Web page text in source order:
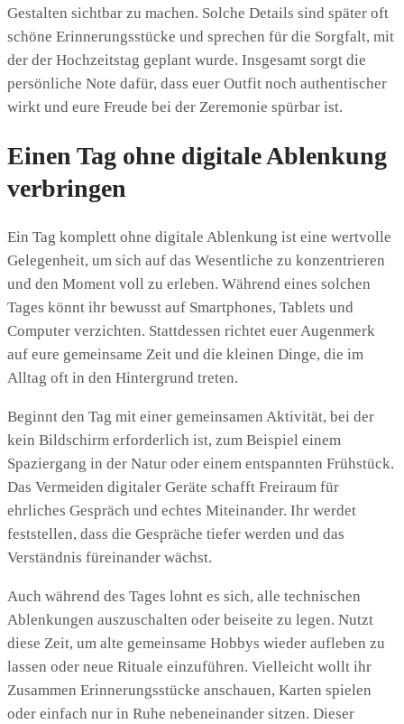
Gestalten sichtbar zu machen. Solche Details sind später oft
schöne Erinnerungsstücke und sprechen für die Sorgfalt, mit
der der Hochzeitstag geplant wurde. Insgesamt sorgt die
persönliche Note dafür, dass euer Outfit noch authentischer
wirkt und eure Freude bei der Zeremonie spürbar ist.
Einen Tag ohne digitale Ablenkung
verbringen
Ein Tag komplett ohne digitale Ablenkung ist eine wertvolle
Gelegenheit, um sich auf das Wesentliche zu konzentrieren
und den Moment voll zu erleben. Während eines solchen
Tages könnt ihr bewusst auf Smartphones, Tablets und
Computer verzichten. Stattdessen richtet euer Augenmerk
auf eure gemeinsame Zeit und die kleinen Dinge, die im
Alltag oft in den Hintergrund treten.
Beginnt den Tag mit einer gemeinsamen Aktivität, bei der
kein Bildschirm erforderlich ist, zum Beispiel einem
Spaziergang in der Natur oder einem entspannten Frühstück.
Das Vermeiden digitaler Geräte schafft Freiraum für
ehrliches Gespräch und echtes Miteinander. Ihr werdet
feststellen, dass die Gespräche tiefer werden und das
Verständnis füreinander wächst.
Auch während des Tages lohnt es sich, alle technischen
Ablenkungen auszuschalten oder beiseite zu legen. Nutzt
diese Zeit, um alte gemeinsame Hobbys wieder aufleben zu
lassen oder neue Rituale einzuführen. Vielleicht wollt ihr
Zusammen Erinnerungsstücke anschauen, Karten spielen
oder einfach nur in Ruhe nebeneinander sitzen. Dieser